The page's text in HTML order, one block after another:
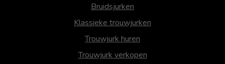
Bruidsjurken
Klassieke trouwjurken
Trouwjurk huren
Trouwjurk verkopen